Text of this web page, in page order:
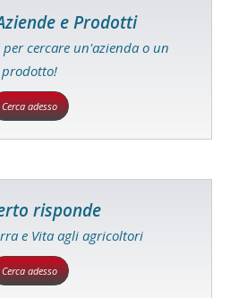
e Prodotti
cercare un'azienda o un
prodotto!
Cerca adesso
risponde
e Vita agli agricoltori
Cerca adesso